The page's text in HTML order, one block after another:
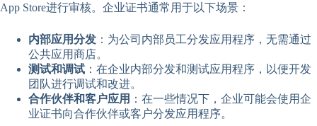
App Store进行审核。企业证书通常用于以下场景：
内部应用分发 ：为公司内部员工分发应用程序，无需通过
公共应用商店。
测试和调试 ：在企业内部分发和测试应用程序，以便开发
团队进行调试和改进。
合作伙伴和客户应用 ：在一些情况下，企业可能会使用企
业证书向合作伙伴或客户分发应用程序。